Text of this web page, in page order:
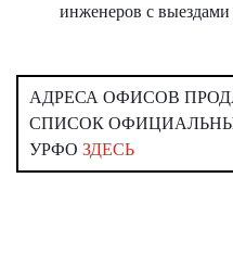
инженеров с выездами
АДРЕСА ОФИСОВ
СПИСОК
УРФО ЗДЕСЬ